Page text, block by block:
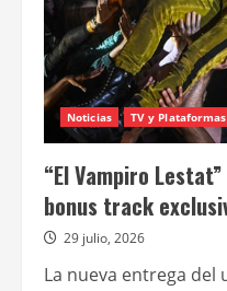
Noticias TV y Plataformas
“El Vampiro
bonus track
29 julio, 2026
La nueva entrega del